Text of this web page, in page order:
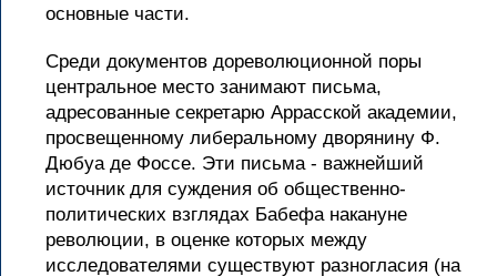
основные части.
Среди документов дореволюционной поры
центральное место занимают письма,
адресованные секретарю Аррасской академии,
просвещенному либеральному дворянину Ф.
Дюбуа де Фоссе. Эти письма - важнейший
источник для суждения об общественно-
политических взглядах Бабефа накануне
революции, в оценке которых между
исследователями существуют разногласия (на